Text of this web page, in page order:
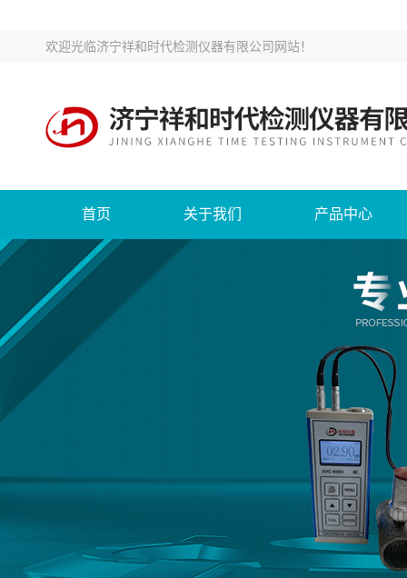
欢迎光临济宁祥和时代检测仪器有限公司网站！
首页 关于我们 产品中心